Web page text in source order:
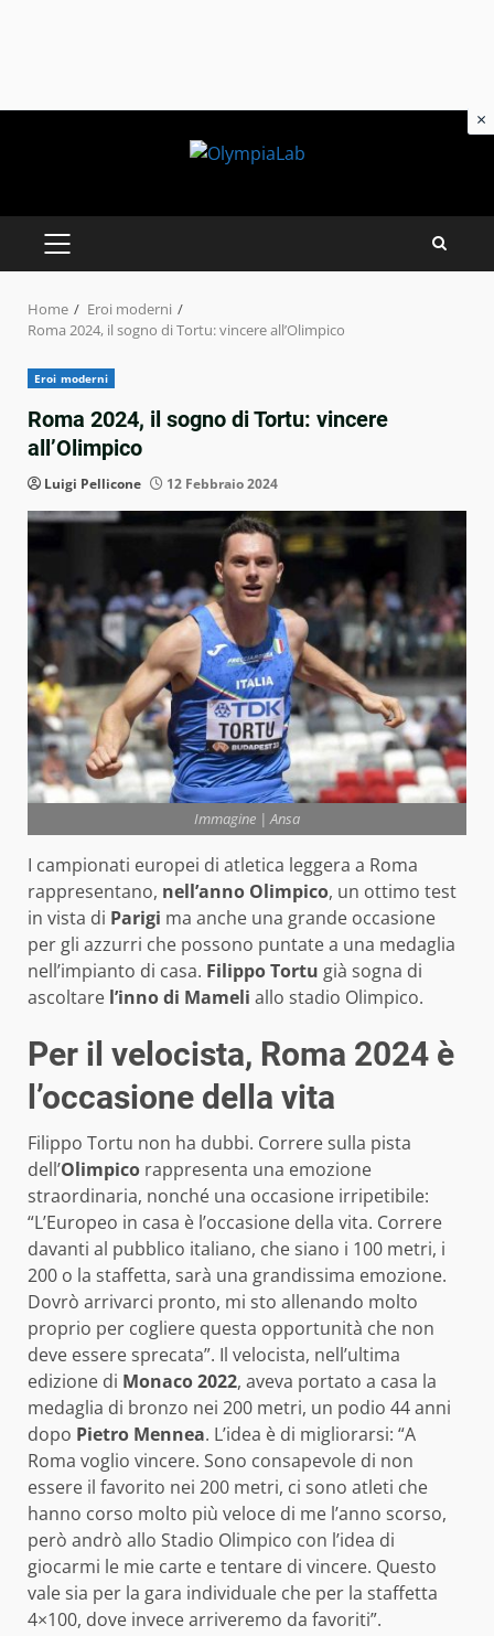
PRIMARY
MENU
Home
Eroi moderni
Roma 2024, il sogno di Tortu: vincere all’Olimpico
Eroi moderni
Roma 2024, il sogno di Tortu: vincere
all’Olimpico
Luigi Pellicone 12 Febbraio 2024
Immagine | Ansa
I campionati europei di atletica leggera a Roma
rappresentano, nell’anno Olimpico, un ottimo test
in vista di Parigi ma anche una grande occasione
per gli azzurri che possono puntate a una medaglia
nell’impianto di casa. Filippo Tortu già sogna di
ascoltare l’inno di Mameli allo stadio Olimpico.
Per il velocista, Roma 2024 è
l’occasione della vita
Filippo Tortu non ha dubbi. Correre sulla pista
dell’Olimpico rappresenta una emozione
straordinaria, nonché una occasione irripetibile:
“L’Europeo in casa è l’occasione della vita. Correre
davanti al pubblico italiano, che siano i 100 metri, i
200 o la staffetta, sarà una grandissima emozione.
Dovrò arrivarci pronto, mi sto allenando molto
proprio per cogliere questa opportunità che non
deve essere sprecata”. Il velocista, nell’ultima
edizione di Monaco 2022, aveva portato a casa la
medaglia di bronzo nei 200 metri, un podio 44 anni
dopo Pietro Mennea. L’idea è di migliorarsi: “A
Roma voglio vincere. Sono consapevole di non
essere il favorito nei 200 metri, ci sono atleti che
hanno corso molto più veloce di me l’anno scorso,
però andrò allo Stadio Olimpico con l’idea di
giocarmi le mie carte e tentare di vincere. Questo
vale sia per la gara individuale che per la staffetta
4×100, dove invece arriveremo da favoriti”.
×